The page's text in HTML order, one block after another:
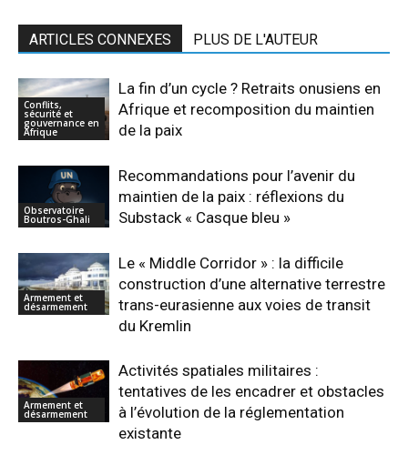
ARTICLES CONNEXES PLUS DE L'AUTEUR
Conflits,
sécurité et
gouvernance en
Afrique
La fin d’un cycle ? Retraits onusiens en
Afrique et recomposition du maintien
de la paix
Observatoire
Boutros-Ghali
Recommandations pour l’avenir du
maintien de la paix : réflexions du
Substack « Casque bleu »
Armement et
désarmement
Le « Middle Corridor » : la difficile
construction d’une alternative terrestre
trans-eurasienne aux voies de transit
du Kremlin
Armement et
désarmement
Activités spatiales militaires :
tentatives de les encadrer et obstacles
à l’évolution de la réglementation
existante